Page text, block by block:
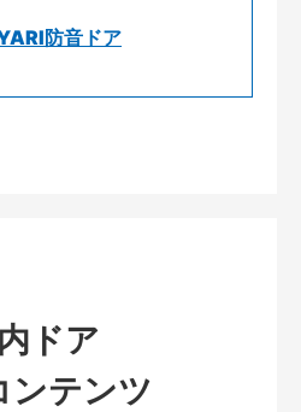
防音ドア
ドア
ンテンツ